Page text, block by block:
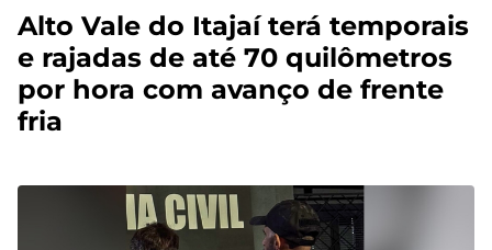
Alto Vale do Itajaí terá temporais
e rajadas de até 70 quilômetros
por hora com avanço de frente
fria